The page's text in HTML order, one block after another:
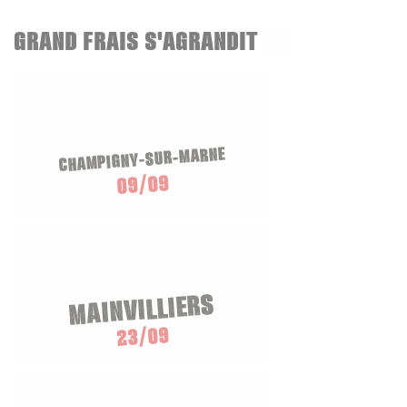
GRAND FRAIS S'AGRANDIT
CHAMPIGNY-SUR-MARNE
09/09
MAINVILLIERS
23/09